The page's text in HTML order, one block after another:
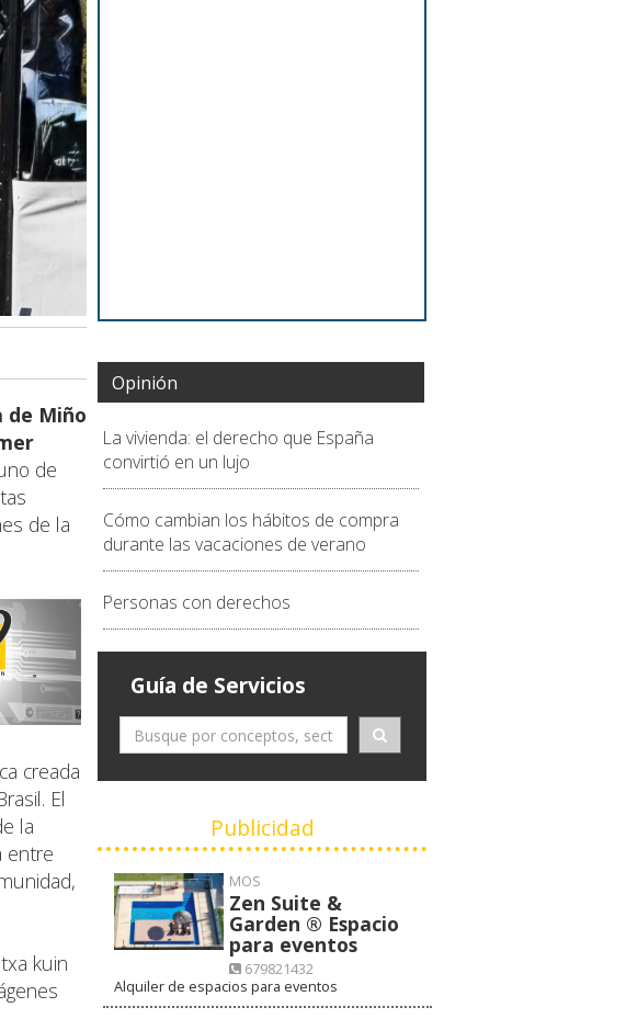
de Miño
de
de la
creada
El
la
entre
kuin
Opinión
La vivienda: el derecho que España
convirtió en un lujo
Cómo cambian los hábitos de compra
durante las vacaciones de verano
Personas con derechos
Guía de Servicios
Publicidad
MOS
Zen Suite &
Garden ® Espacio
para eventos
679821432
VISITAR WEB
Alquiler de espacios para eventos